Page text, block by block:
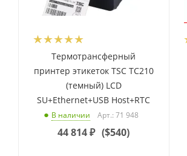
Термотрансферный
принтер этикеток TSC TC210
(темный) LCD
SU+Ethernet+USB Host+RTC
В наличии Арт.: 71 948
44 814₽ ($540)